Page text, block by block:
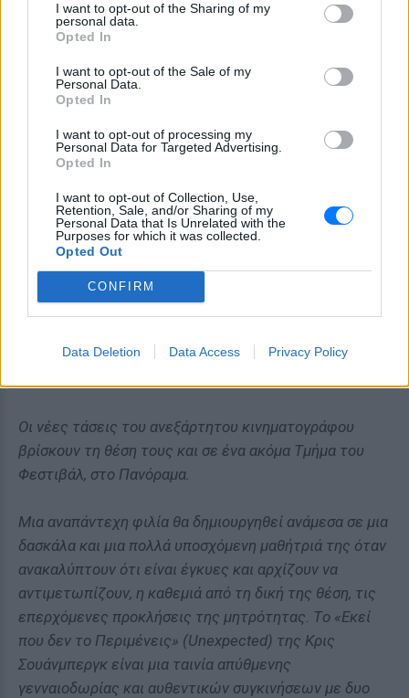
I want to opt-out of the Sharing of my
personal data.
Opted In
I want to opt-out of the Sale of my
Personal Data.
Opted In
I want to opt-out of processing my
Personal Data for Targeted Advertising.
Opted In
I want to opt-out of Collection, Use,
Retention, Sale, and/or Sharing of my
Personal Data that Is Unrelated with the
Purposes for which it was collected.
Opted Out
CONFIRM
Data Deletion Data Access Privacy Policy
μαεστρία ως ένα σχεδόν μεταφυσικό θρίλερ .
Η μεταπολεμική Γερμανία δικάζει για πρώτη φορά το
ναζιστικό παρελθόν της στην συγκλονιστική ταινία
(Labyrinth of Lies), βασισμένη σε πραγματικά γεγονότα.
Ένας νεαρός δικηγόρος ανακαλύπτει πως οι άνθρωποι
της διπλανής πόρτας ήταν πρώην ναζί και δήμιοι των
στρατοπέδων συγκεντρώσεως. Αποφασίζει να τους
οδηγήσει στη δικαιοσύνη χωρίς καμία βοήθεια.. Στο
ρόλο του φιλόδοξου Γερμανού δικηγόρου, ο Αλεξάντερ
Φέλινγκ, «¶δωξοι Μπάσταρδη» (2009) και «Ο Νεαρός
Κύριος Γκαίτε» (2010).
Οι νέες τάσεις του ανεξάρτητου κινηματογράφου
βρίσκουν τη θέση τους και σε ένα ακόμα Τμήμα του
Φεστιβάλ, στο Πανόραμα.
Μια αναπάντεχη φιλία θα δημιουργηθεί ανάμεσα σε μια
δασκάλα και μια πολλά υποσχόμενη μαθήτριά της όταν
ανακαλύπτουν ότι είναι έγκυες και αρχίζουν να
αντιμετωπίζουν, η καθεμιά από τη δική της θέση, τις
επερχόμενες προκλήσεις της μητρότητας. Τo «Εκεί
που δεν το Περιμένεις» (Unexpected) της Κρις
Σουάνμπεργκ είναι μια ταινία απύθμενης
γενναιοδωρίας και αυθεντικών συγκινήσεων με δυο